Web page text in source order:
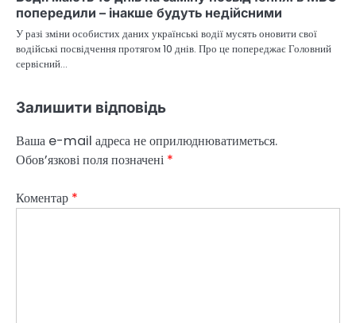
попередили – інакше будуть недійсними
У разі зміни особистих даних українські водії мусять оновити свої
водійські посвідчення протягом 10 днів. Про це попереджає Головний
сервісний…
Залишити відповідь
Ваша e-mail адреса не оприлюднюватиметься.
Обов’язкові поля позначені *
Коментар *